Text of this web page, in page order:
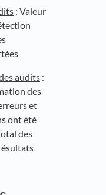
: Valeur
audits :
des
et
ont été
des